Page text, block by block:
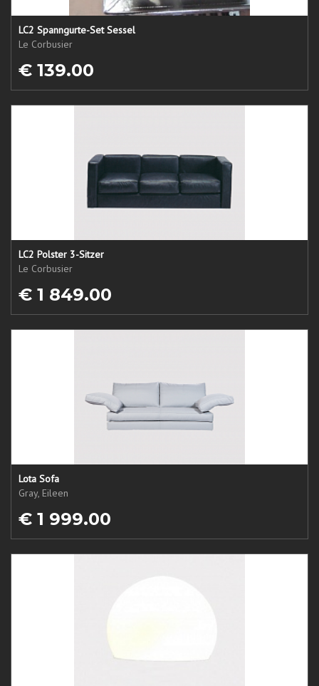
LC2 Spanngurte-Set Sessel
Le Corbusier
€ 139.00
LC2 Polster 3-Sitzer
Le Corbusier
€ 1 849.00
Lota Sofa
Gray, Eileen
€ 1 999.00